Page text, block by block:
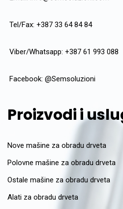
Tel/Fax: +387 33 64 84 84
Viber/Whatsapp: +387 61 993 088
Facebook: @Semsoluzioni
Proizvodi i
Nove mašine za obradu drveta
Polovne mašine za obradu drveta
Ostale mašine za obradu drveta
Alati za obradu drveta